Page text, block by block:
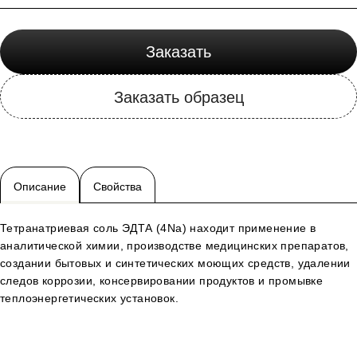
Заказать
Заказать образец
Описание Свойства
Тетранатриевая соль ЭДТА (4Na) находит применение в
аналитической химии, производстве медицинских препаратов,
создании бытовых и синтетических моющих средств, удалении
следов коррозии, консервировании продуктов и промывке
теплоэнергетических установок.
о компании